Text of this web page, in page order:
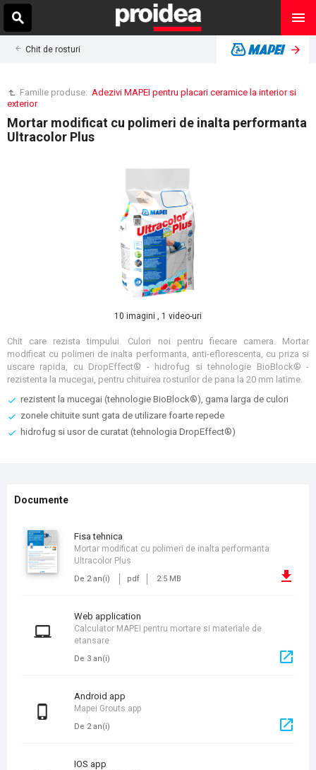
Chit de rosturi
Familie produse: Adezivi MAPEI pentru placari ceramice la interior si
exterior
Mortar modificat cu polimeri de inalta performanta
Ultracolor Plus
10 imagini , 1 video-uri
Chit care rezista timpului. Culori noi pentru fiecare camera. Mortar
modificat cu polimeri de inalta performanta, anti-eflorescenta, cu priza si
uscare rapida, cu DropEffect® - hidrofug si tehnologie BioBlock® -
rezistenta la mucegai, pentru chituirea rosturilor de pana la 20 mm latime.
rezistent la mucegai (tehnologie BioBlock®), gama larga de culori
zonele chituite sunt gata de utilizare foarte repede
hidrofug si usor de curatat (tehnologia DropEffect®)
Documente
fisa tehnica
De 2 an(i) pdf 2.5 MB
Mortar modificat cu polimeri de inalta performanta
Ultracolor Plus
Web application
De 3 an(i)
Calculator MAPEI pentru mortare si materiale de
etansare
Android app
De 2 an(i)
Mapei Grouts app
iOS app